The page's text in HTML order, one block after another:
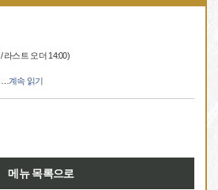
라스트 오더 14:00)
계속 읽기
메뉴 목록으로